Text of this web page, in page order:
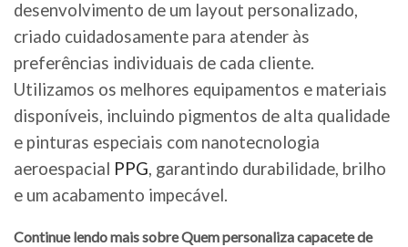
desenvolvimento de um layout personalizado,
criado cuidadosamente para atender às
preferências individuais de cada cliente.
Utilizamos os melhores equipamentos e materiais
disponíveis, incluindo pigmentos de alta qualidade
e pinturas especiais com nanotecnologia
aeroespacial PPG, garantindo durabilidade, brilho
e um acabamento impecável.
Continue lendo mais sobre Quem personaliza capacete de